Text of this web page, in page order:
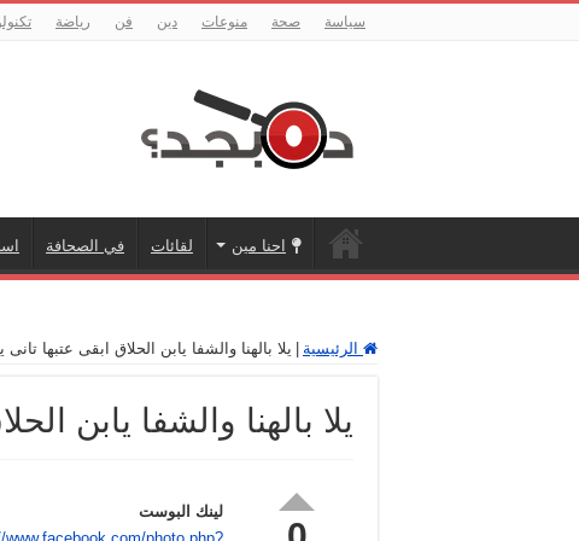
سياسة صحة منوعات دين فن رياضة
احنا مين لقائات في الصحافة
الرئيسية يلا بالهنا والشفا يابن الحلاق ابقى عتبها تانى
يلا بالهنا والشفا يابن
لينك البوست